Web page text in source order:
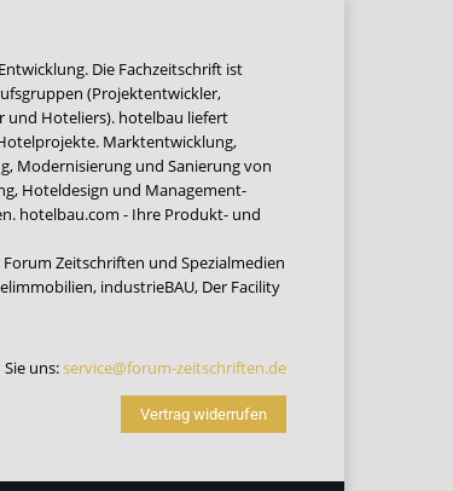
Die Fachzeitschrift ist
(Projektentwickler,
und Hoteliers). hotelbau liefert
Marktentwicklung,
Modernisierung und Sanierung von
Hoteldesign und Management-
hotelbau.com - Ihre Produkt- und
Zeitschriften und Spezialmedien
, industrieBAU, Der Facility
uns:service@forum-zeitschriften.de
Vertrag widerrufen